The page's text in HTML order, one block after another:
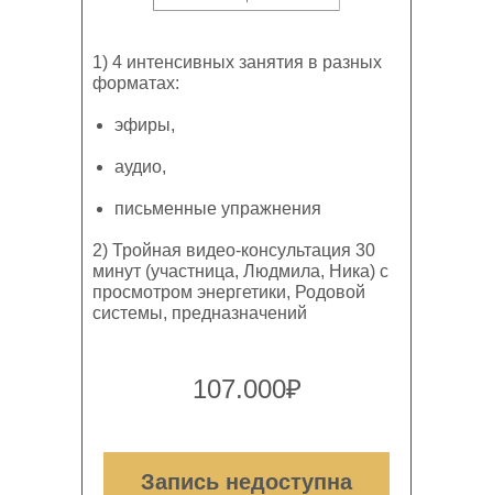
1) 4 интенсивных занятия в разных
форматах:
эфиры,
аудио,
письменные упражнения
2) Тройная видео-консультация 30
минут (участница, Людмила, Ника) с
просмотром энергетики, Родовой
системы, предназначений
107.000₽
Запись недоступна